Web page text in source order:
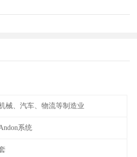
械、汽车、物流等制造业
系统